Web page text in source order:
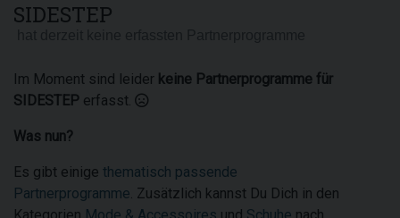
SIDESTEP
Im Moment sind leider keine Partnerprogramme für
SIDESTEP erfasst.
Was nun?
Es gibt einige thematisch passende
Partnerprogramme. Zusätzlich kannst Du Dich in den